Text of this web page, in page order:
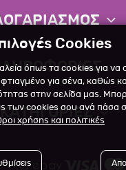
λογαριασμού
αγαπημένων
επιστροφών
Σχετικά
Επικοινωνία
Blog
ΚΑΤΗΓΟΡΙΕΣ
Cookies
όπως τα cookies για
φτιαγμένο για σένα, καθώς
στην σελίδα μας.
των cookies σου ανά πάσα
χρήσης και πολιτικές